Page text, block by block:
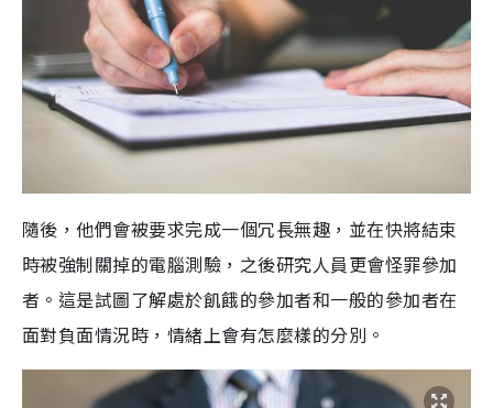
隨後，他們會被要求完成一個冗長無趣，並在快將結束
時被強制關掉的電腦測驗，之後研究人員更會怪罪參加
者。這是試圖了解處於飢餓的參加者和一般的參加者在
面對負面情況時，情緒上會有怎麼樣的分別。